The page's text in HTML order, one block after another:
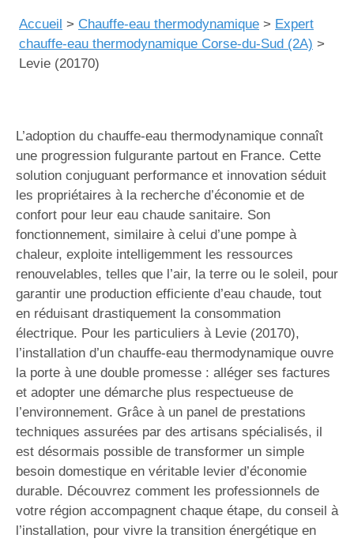
Accueil > Chauffe-eau thermodynamique > Expert
chauffe-eau thermodynamique Corse-du-Sud (2A) >
Levie (20170)
L’adoption du chauffe-eau thermodynamique connaît
une progression fulgurante partout en France. Cette
solution conjuguant performance et innovation séduit
les propriétaires à la recherche d’économie et de
confort pour leur eau chaude sanitaire. Son
fonctionnement, similaire à celui d’une pompe à
chaleur, exploite intelligemment les ressources
renouvelables, telles que l’air, la terre ou le soleil, pour
garantir une production efficiente d’eau chaude, tout
en réduisant drastiquement la consommation
électrique. Pour les particuliers à Levie (20170),
l’installation d’un chauffe-eau thermodynamique ouvre
la porte à une double promesse : alléger ses factures
et adopter une démarche plus respectueuse de
l’environnement. Grâce à un panel de prestations
techniques assurées par des artisans spécialisés, il
est désormais possible de transformer un simple
besoin domestique en véritable levier d’économie
durable. Découvrez comment les professionnels de
votre région accompagnent chaque étape, du conseil à
l’installation, pour vivre la transition énergétique en